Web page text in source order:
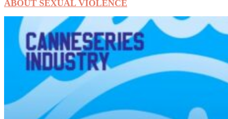
ABOUT SEXUAL VIOLENCE